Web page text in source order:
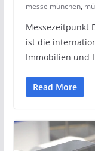
messe münchen,
Messezeitpunkt
ist die
Immobilien und
Read More